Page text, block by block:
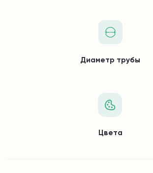
Диаметр трубы
Цвета